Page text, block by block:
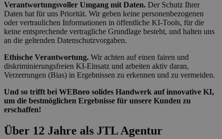
Verantwortungsvoller Umgang mit Daten. Der Schutz Ihrer
Daten hat für uns Priorität. Wir geben keine personenbezogenen
oder vertraulichen Informationen in öffentliche KI-Tools, für die
keine entsprechende vertragliche Grundlage besteht, und halten uns
an die geltenden Datenschutzvorgaben.
Ethische Verantwortung. Wir achten auf einen fairen und
diskriminierungsfreien KI-Einsatz und arbeiten aktiv daran,
Verzerrungen (Bias) in Ergebnissen zu erkennen und zu vermeiden.
Und so trifft bei WEBneo solides Handwerk auf innovative KI,
um die bestmöglichen Ergebnisse für unsere Kunden zu
erschaffen!
Über 12 Jahre als JTL Agentur